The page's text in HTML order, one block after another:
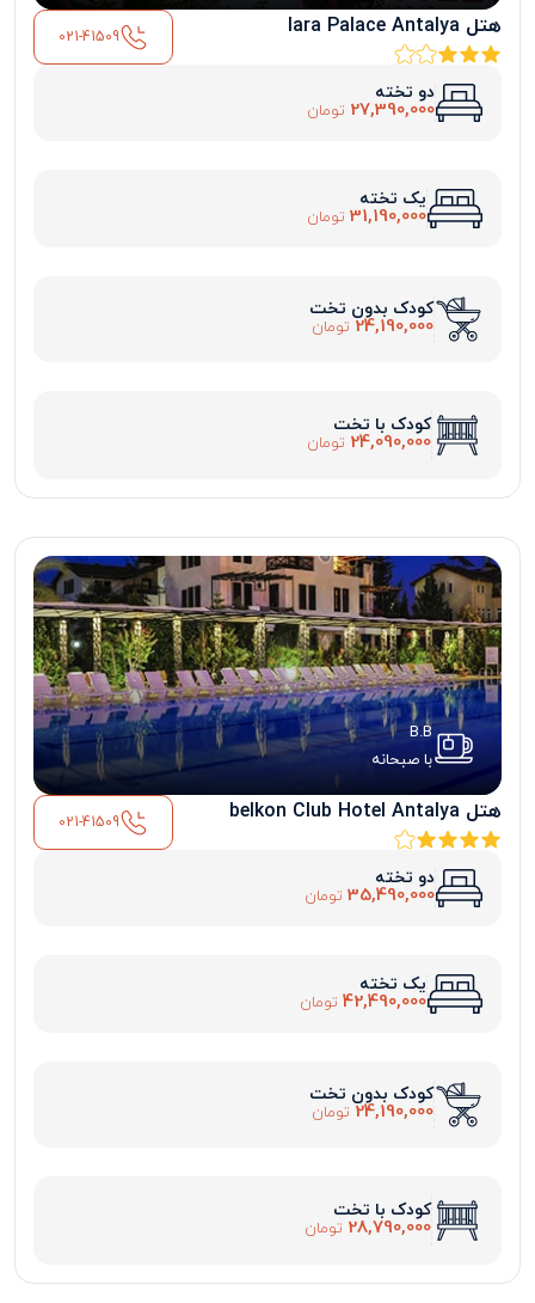
هتل lara Palace Antalya 021-41509
دو تخته
27,390,000 تومان
یک تخته
31,190,000 تومان
کودک بدون تخت
24,190,000 تومان
کودک با تخت
24,090,000 تومان
B.B
با صبحانه
هتل belkon Club Hotel Antalya 021-41509
دو تخته
35,490,000 تومان
یک تخته
42,490,000 تومان
کودک بدون تخت
24,190,000 تومان
کودک با تخت
28,790,000 تومان